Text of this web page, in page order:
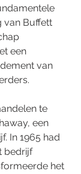
van Buffett
een
van
te
een
In 1965 had
bedrijf
het